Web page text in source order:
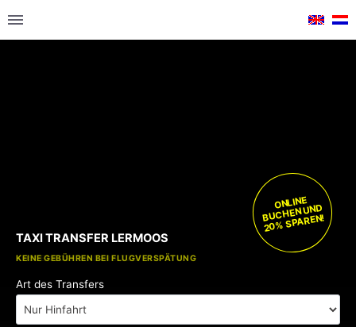
KOSTENLOSE KINDERSITZE
KEINE GEBÜHREN BEI FLUGVERSPÄTUNG
TAXI TRANSFER LERMOOS
ONLINE
BUCHEN UND
20% SPAREN!
Art des Transfers